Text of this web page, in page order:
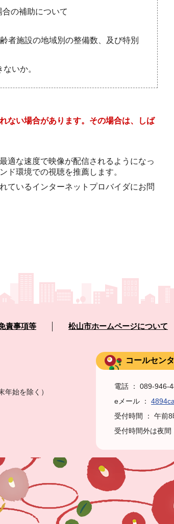
の補助について
者施設の地域別の整備数、及び特別
いか。
ない場合があります。その場合は、しば
適な速度で映像が配信されるようになっ
ド環境での視聴を推薦します。
ているインターネットプロバイダにお問
責事項等 松山市ホームページについて
始を除く）
コールセン
電話 ： 089-
eメール ：
受付時間 ： 午前8
受付時間外は夜